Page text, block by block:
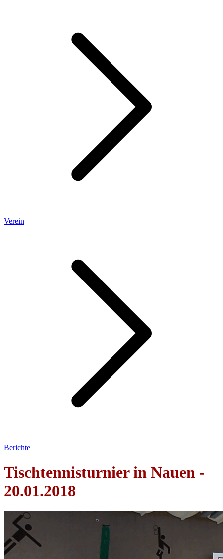
Verein
Berichte
Tischtennisturnier in Nauen -
20.01.2018